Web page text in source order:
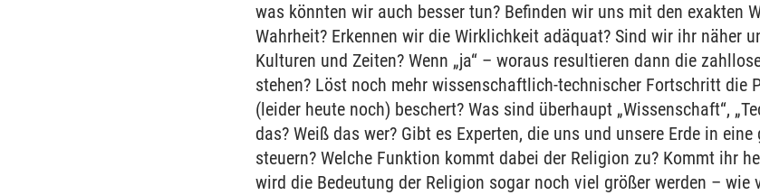
was könnten wir auch besser tun? Befinden wir uns mit den exakten
Wahrheit? Erkennen wir die Wirklichkeit adäquat? Sind wir ihr näher
Kulturen und Zeiten? Wenn „ja“ – woraus resultieren dann die
stehen? Löst noch mehr wissenschaftlich-technischer Fortschritt die
(leider heute noch) beschert? Was sind überhaupt „Wissenschaft“,
das? Weiß das wer? Gibt es Experten, die uns und unsere Erde in
steuern? Welche Funktion kommt dabei der Religion zu? Kommt ihr
wird die Bedeutung der Religion sogar noch viel größer werden – wie